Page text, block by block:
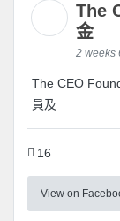
The
金
2 weeks
The CEO
員及
16
View on